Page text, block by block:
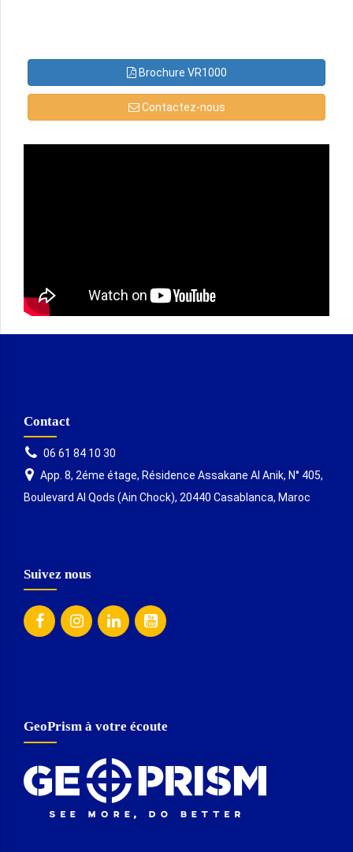
Brochure VR1000
Contactez-nous
Contact
06 61 84 10 30
App. 8, 2éme étage, Résidence Assakane Al Anik, N° 405,
Boulevard Al Qods (Ain Chock), 20440 Casablanca, Maroc
Suivez nous
GeoPrism à votre écoute